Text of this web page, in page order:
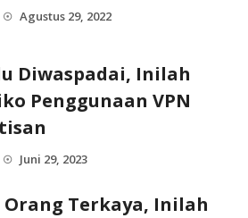
☉ Agustus 29, 2022
Diwaspadai, Inilah
Penggunaan VPN
☉ Juni 29, 2023
Orang Terkaya, Inilah